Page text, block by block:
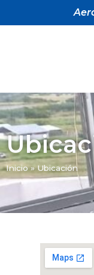
Inicio»Ubicación